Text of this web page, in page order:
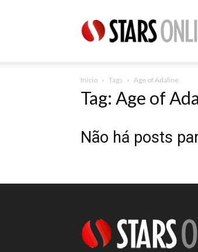
Online
Inicio Tags Age of Adaline
Tag: Age of
Não há posts